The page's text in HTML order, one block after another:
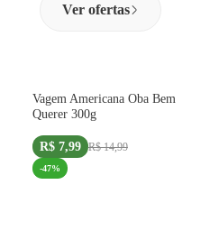
Ver ofertas
Vagem Americana Oba Bem
Querer 300g
R$ 7,99 R$ 14,99
-47%